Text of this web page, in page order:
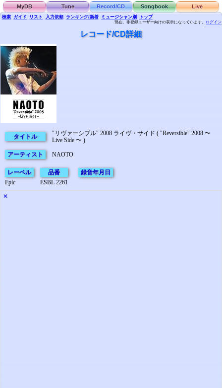
MyDB Tune Record/CD Songbook Live
検索 ガイド リスト 入力依頼 ランキング/新着 ミュージシャン別 トップ
現在、非登録ユーザー向けの表示になっています。 ログイン
レコード/CD詳細
タイトル
"リヴァーシブル" 2008 ライヴ・サイド ( "Reversible" 2008 〜
Live Side 〜 )
アーティスト NAOTO
レーベル
Epic
品番
ESBL 2261
録音年月日
✕